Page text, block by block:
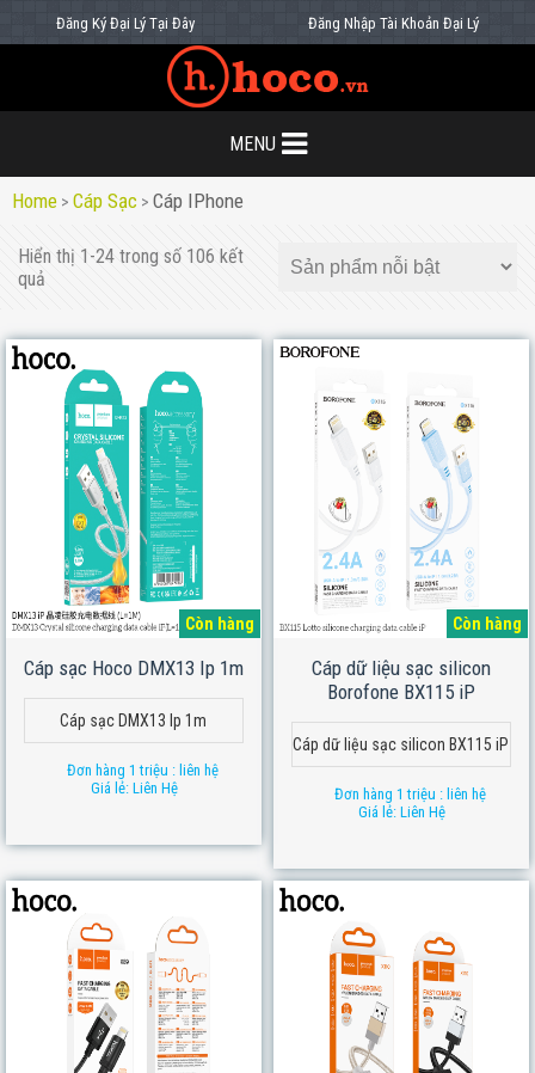
Đăng Ký Đại Lý Tại Đây Đăng Nhập Tài Khoản Đại Lý
MENU
Home > Cáp Sạc > Cáp IPhone
Hiển thị 1-24 trong số 106 kết
quả
Còn hàng
Cáp sạc Hoco DMX13 Ip 1m
Cáp sạc DMX13 Ip 1m
Đơn hàng 1 triệu : liên hệ
Giá lẻ: Liên Hệ
Còn hàng
Cáp dữ liệu sạc silicon
Borofone BX115 iP
Cáp dữ liệu sạc silicon BX115 iP
Đơn hàng 1 triệu : liên hệ
Giá lẻ: Liên Hệ